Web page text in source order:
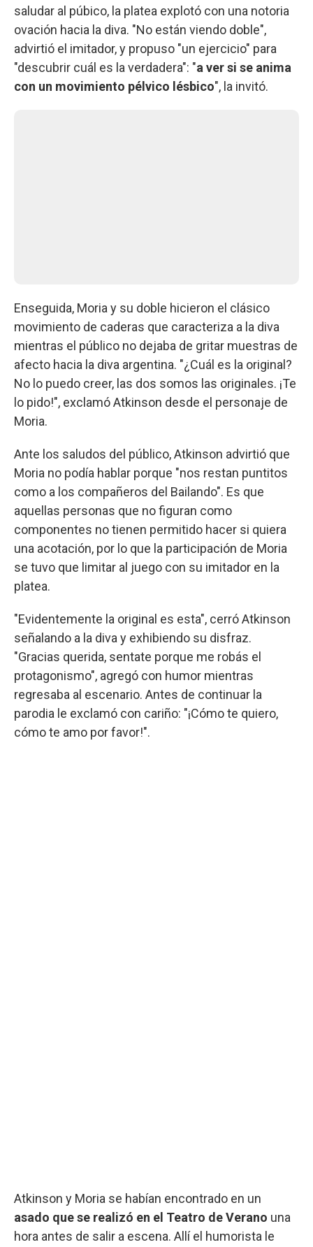
saludar al púbico, la platea explotó con una notoria
ovación hacia la diva. "No están viendo doble",
advirtió el imitador, y propuso "un ejercicio" para
"descubrir cuál es la verdadera": "a ver si se anima
con un movimiento pélvico lésbico", la invitó.
Enseguida, Moria y su doble hicieron el clásico
movimiento de caderas que caracteriza a la diva
mientras el público no dejaba de gritar muestras de
afecto hacia la diva argentina. "¿Cuál es la original?
No lo puedo creer, las dos somos las originales. ¡Te
lo pido!", exclamó Atkinson desde el personaje de
Moria.
Ante los saludos del público, Atkinson advirtió que
Moria no podía hablar porque "nos restan puntitos
como a los compañeros del Bailando". Es que
aquellas personas que no figuran como
componentes no tienen permitido hacer si quiera
una acotación, por lo que la participación de Moria
se tuvo que limitar al juego con su imitador en la
platea.
"Evidentemente la original es esta", cerró Atkinson
señalando a la diva y exhibiendo su disfraz.
"Gracias querida, sentate porque me robás el
protagonismo", agregó con humor mientras
regresaba al escenario. Antes de continuar la
parodia le exclamó con cariño: "¡Cómo te quiero,
cómo te amo por favor!".
Atkinson y Moria se habían encontrado en un
asado que se realizó en el Teatro de Verano una
hora antes de salir a escena. Allí el humorista le